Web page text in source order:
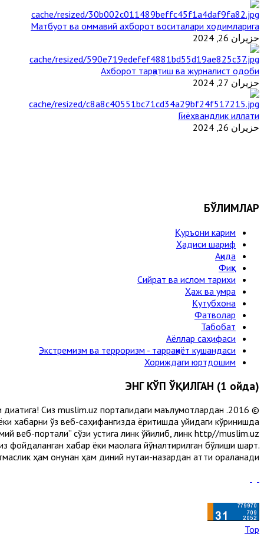
Матбуот ва оммавий ахборот воситалари ходимларига
حزيران 26, 2024
Ахборот тарқатиш ва журналист одоби
حزيران 27, 2024
Гиёҳвандлик иллати
حزيران 26, 2024
БЎЛИМЛАР
Қуръони карим
Ҳадиси шариф
Ақида
Фиқҳ
Сийрат ва ислом тарихи
Ҳаж ва умра
Кутубхона
Фатволар
Табобат
Аёллар саҳифаси
Экстремизм ва терроризм - тарраққиёт кушандаси
Хориждаги юртдошим
ЭНГ КЎП ЎҚИЛГАН (1 ойда)
диққатига! Сиз muslim.uz порталидаги маълумотлардан
хабарни ўз веб-саҳифангизда ёритишда қуйидаги кўринишда
веб-портали” сўзи устига линк қўйилиб, линк http//muslim.uz
фойдаланган хабар ёки мақолага йўналтирилган бўлиши шарт.
ҳам қонунан ҳам диний нуқтаи-назардан қаттиқ қораланади.
Top